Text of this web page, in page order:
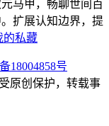
马甲，畅聊世间百
扩展认知边界，提
的私藏
18004858号
原创保护，转载事